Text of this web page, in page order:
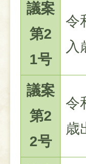
議案
第2
1号
令
入
議案
第2
2号
令
歳